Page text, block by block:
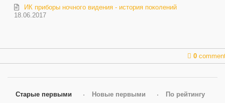
18.06.2017
ИК приборы ночного видения - история поколений
0
Старые первыми Новые первыми По рейтингу